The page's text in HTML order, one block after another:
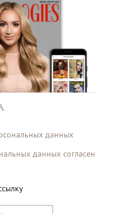
данных
данных согласен